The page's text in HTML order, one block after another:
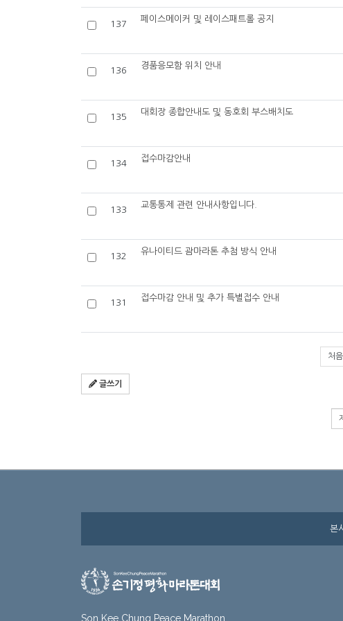
137
페이스메이커 및 레이스패트롤 공지
136
경품응모함 위치 안내
135
대회장 종합안내도 및 동호회 부스배치도
134
접수마감안내
133
교통통제 관련 안내사항입니다.
132
유나이티드 괌마라톤 추첨 방식 안내
131
접수마감 안내 및 추가 특별접수 안내
처음
글쓰기
검
본
Son Kee Chung Peace Marathon